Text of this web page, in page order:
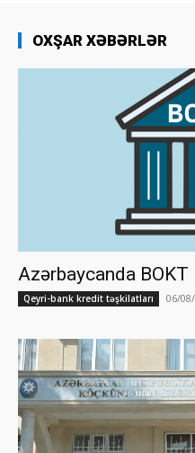
OXŞAR XƏBƏRLƏR
Azərbaycanda
Qeyri-bank kredit təşkilatları 06/